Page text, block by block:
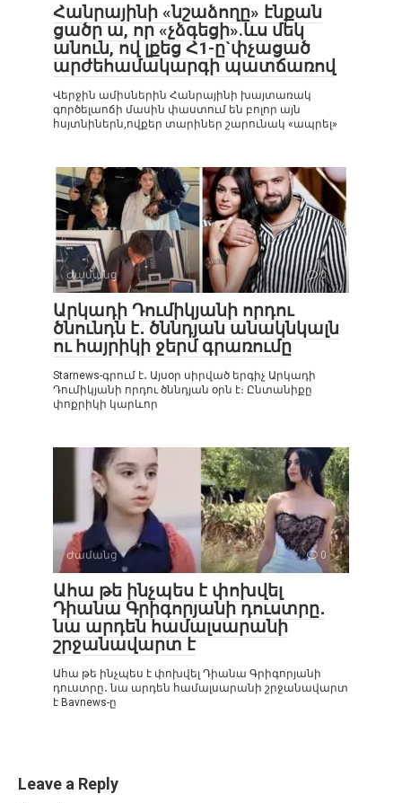
Հանրայինի «նշաձողը» էնքան
ցածր ա, որ «չձգեցի».ևս մեկ
անուն, ով լքեց Հ1-ը`փչացած
արժեհամակարգի պատճառով
Վերջին ամիսներին Հանրայինի խայտառակ
գործելաոճի մասին փաստում են բոլոր այն
հսյտնիներն,ովքեր տարիներ շարունակ «ապրել»
Ժամանց 0
Արկադի Դումիկյանի որդու
ծնունդն է․ ծննդյան անակնկալն
ու հայրիկի ջերմ գրառումը
Starnews-գրում է․ Այսօր սիրված երգիչ Արկադի
Դումիկյանի որդու ծննդյան օրն է։ Ընտանիքը
փոքրիկի կարևոր
Ժամանց 0
Ահա թե ինչպես է փոխվել
Դիանա Գրիգորյանի դուստրը․
նա արդեն համալսարանի
շրջանավարտ է
Ահա թե ինչպես է փոխվել Դիանա Գրիգորյանի
դուստրը․ նա արդեն համալսարանի շրջանավարտ
է Bavnews-ը
Leave a Reply